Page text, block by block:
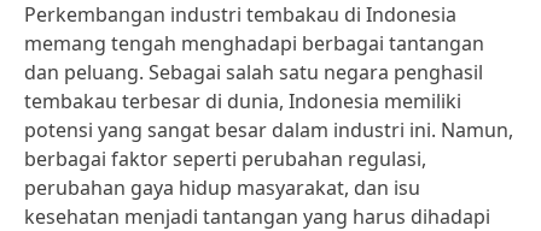
Perkembangan industri tembakau di Indonesia
memang tengah menghadapi berbagai tantangan
dan peluang. Sebagai salah satu negara penghasil
tembakau terbesar di dunia, Indonesia memiliki
potensi yang sangat besar dalam industri ini. Namun,
berbagai faktor seperti perubahan regulasi,
perubahan gaya hidup masyarakat, dan isu
kesehatan menjadi tantangan yang harus dihadapi